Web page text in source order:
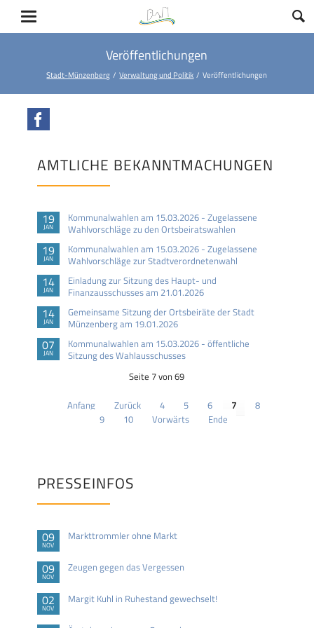
Veröffentlichungen
Stadt-Münzenberg Verwaltung und Politik Veröffentlichungen
AMTLICHE BEKANNTMACHUNGEN
19
JAN
Kommunalwahlen am 15.03.2026 - Zugelassene
Wahlvorschläge zu den Ortsbeiratswahlen
19
JAN
Kommunalwahlen am 15.03.2026 - Zugelassene
Wahlvorschläge zur Stadtverordnetenwahl
14
JAN
Einladung zur Sitzung des Haupt- und
Finanzausschusses am 21.01.2026
14
JAN
Gemeinsame Sitzung der Ortsbeiräte der Stadt
Münzenberg am 19.01.2026
07
JAN
Kommunalwahlen am 15.03.2026 - öffentliche
Sitzung des Wahlausschusses
Seite 7 von 69
Anfang Zurück 4 5 6 7
8
9
10 Vorwärts Ende
PRESSEINFOS
09
NOV
Markttrommler ohne Markt
09
NOV
Zeugen gegen das Vergessen
02
NOV
Margit Kuhl in Ruhestand gewechselt!